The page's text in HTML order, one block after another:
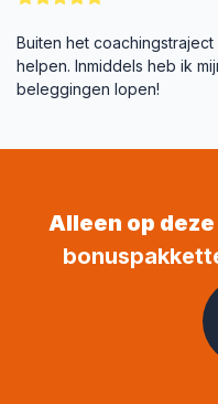
Buiten het
helpen. Inmiddels heb ik
beleggingen lopen!
Alleen op